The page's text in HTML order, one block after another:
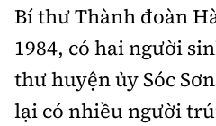
Bí thư Thành đoàn
1984, có hai người
thư huyện ủy Sóc
lại có nhiều người